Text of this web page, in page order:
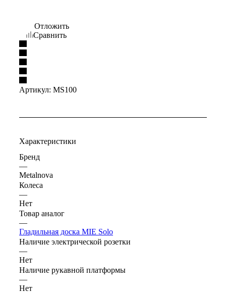
Отложить
Сравнить
Артикул: MS100
Характеристики
Бренд
—
Metalnova
Колеса
—
Нет
Товар аналог
—
Гладильная доска MIE Solo
Наличие электрической розетки
—
Нет
Наличие рукавной платформы
—
Нет